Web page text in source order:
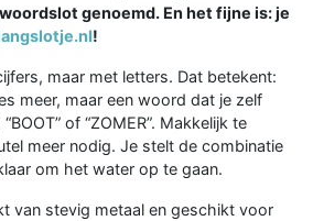
genoemd. En het fijne is: je
!
maar met letters. Dat betekent:
meer, maar een woord dat je zelf
of “ZOMER”. Makkelijk te
meer nodig. Je stelt de combinatie
om het water op te gaan.
van stevig metaal en geschikt voor